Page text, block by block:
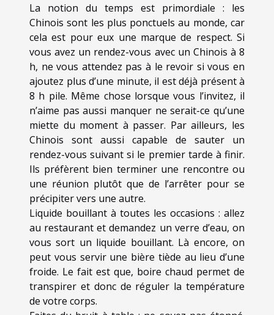
La notion du temps est primordiale : les
Chinois sont les plus ponctuels au monde, car
cela est pour eux une marque de respect. Si
vous avez un rendez-vous avec un Chinois à 8
h, ne vous attendez pas à le revoir si vous en
ajoutez plus d’une minute, il est déjà présent à
8 h pile. Même chose lorsque vous l’invitez, il
n’aime pas aussi manquer ne serait-ce qu’une
miette du moment à passer. Par ailleurs, les
Chinois sont aussi capable de sauter un
rendez-vous suivant si le premier tarde à finir.
Ils préfèrent bien terminer une rencontre ou
une réunion plutôt que de l’arrêter pour se
précipiter vers une autre.
Liquide bouillant à toutes les occasions : allez
au restaurant et demandez un verre d’eau, on
vous sort un liquide bouillant. Là encore, on
peut vous servir une bière tiède au lieu d’une
froide. Le fait est que, boire chaud permet de
transpirer et donc de réguler la température
de votre corps.